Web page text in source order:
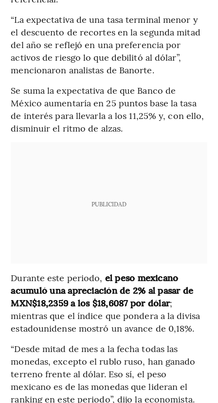
“La expectativa de una tasa terminal menor y
el descuento de recortes en la segunda mitad
del año se reflejó en una preferencia por
activos de riesgo lo que debilitó al dólar”,
mencionaron analistas de Banorte.
Se suma la expectativa de que Banco de
México aumentaría en 25 puntos base la tasa
de interés para llevarla a los 11,25% y, con ello,
disminuir el ritmo de alzas.
PUBLICIDAD
Durante este periodo, el peso mexicano
acumuló una apreciación de 2% al pasar de
MXN$18,2359 a los $18,6087 por dólar;
mientras que el índice que pondera a la divisa
estadounidense mostró un avance de 0,18%.
“Desde mitad de mes a la fecha todas las
monedas, excepto el rublo ruso, han ganado
terreno frente al dólar. Eso sí, el peso
mexicano es de las monedas que lideran el
ranking en este periodo”, dijo la economista.